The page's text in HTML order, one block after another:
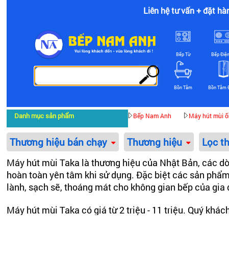
Liên hệ tư vấn + đặt
Bếp Từ Bếp
Bồn Tắm Bồn Tắm
Danh mục sản phẩm Bếp Nam Anh Máy hút mùi
Thương hiệu bán chạy Thương hiệu Lọc
Máy hút mùi Taka là thương hiệu của Nhật Bản, các
hoàn toàn yên tâm khi sử dụng. Đặc biệt các sản
lành, sạch sẽ, thoáng mát cho không gian bếp của gia
Máy hút mùi Taka có giá từ 2 triệu - 11 triệu. Quý